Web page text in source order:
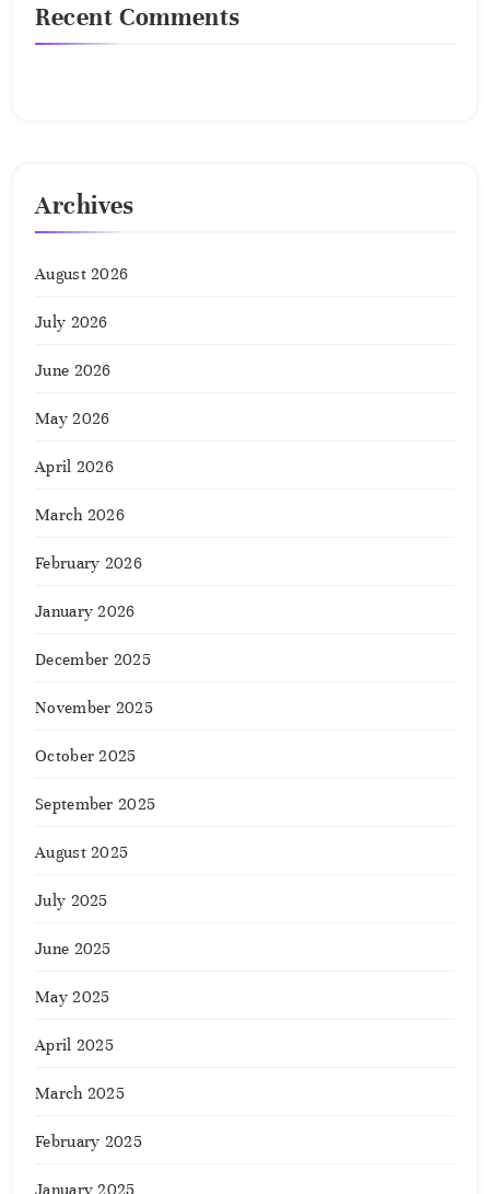
Recent Comments
Archives
August 2026
July 2026
June 2026
May 2026
April 2026
March 2026
February 2026
January 2026
December 2025
November 2025
October 2025
September 2025
August 2025
July 2025
June 2025
May 2025
April 2025
March 2025
February 2025
January 2025